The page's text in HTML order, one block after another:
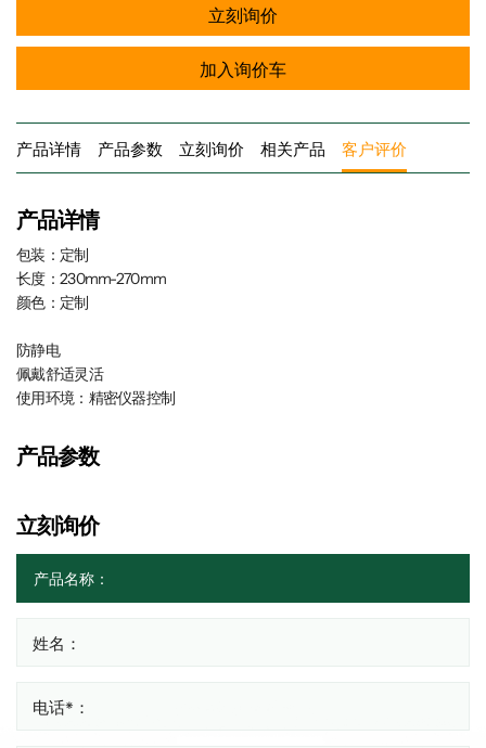
立刻询价
加入询价车
产品详情 产品参数 立刻询价 相关产品 客户评价
产品详情
包装：定制
长度：230mm-270mm
颜色：定制
防静电
佩戴舒适灵活
使用环境：精密仪器控制
产品参数
立刻询价
姓名：
电话*：